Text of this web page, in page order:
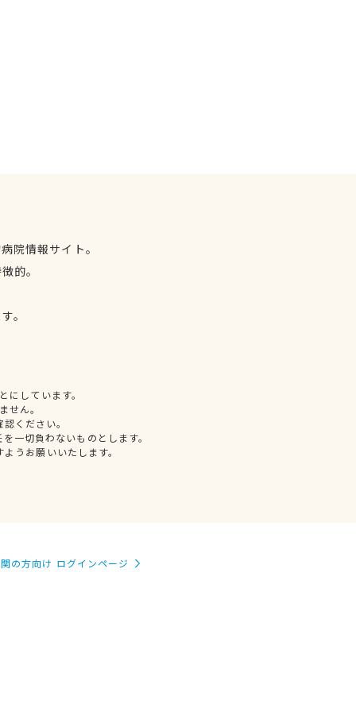
院情報サイト。
的。
。
しています。
せん。
ください。
一切負わないものとします。
うお願いいたします。
の方向け ログインページ